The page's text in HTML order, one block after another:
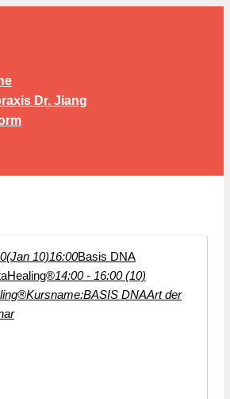
Dr. Jiang
(Jan 10)16:00Basis DNA
14:00 - 16:00 (10)
Kursname:BASIS DNAArt der